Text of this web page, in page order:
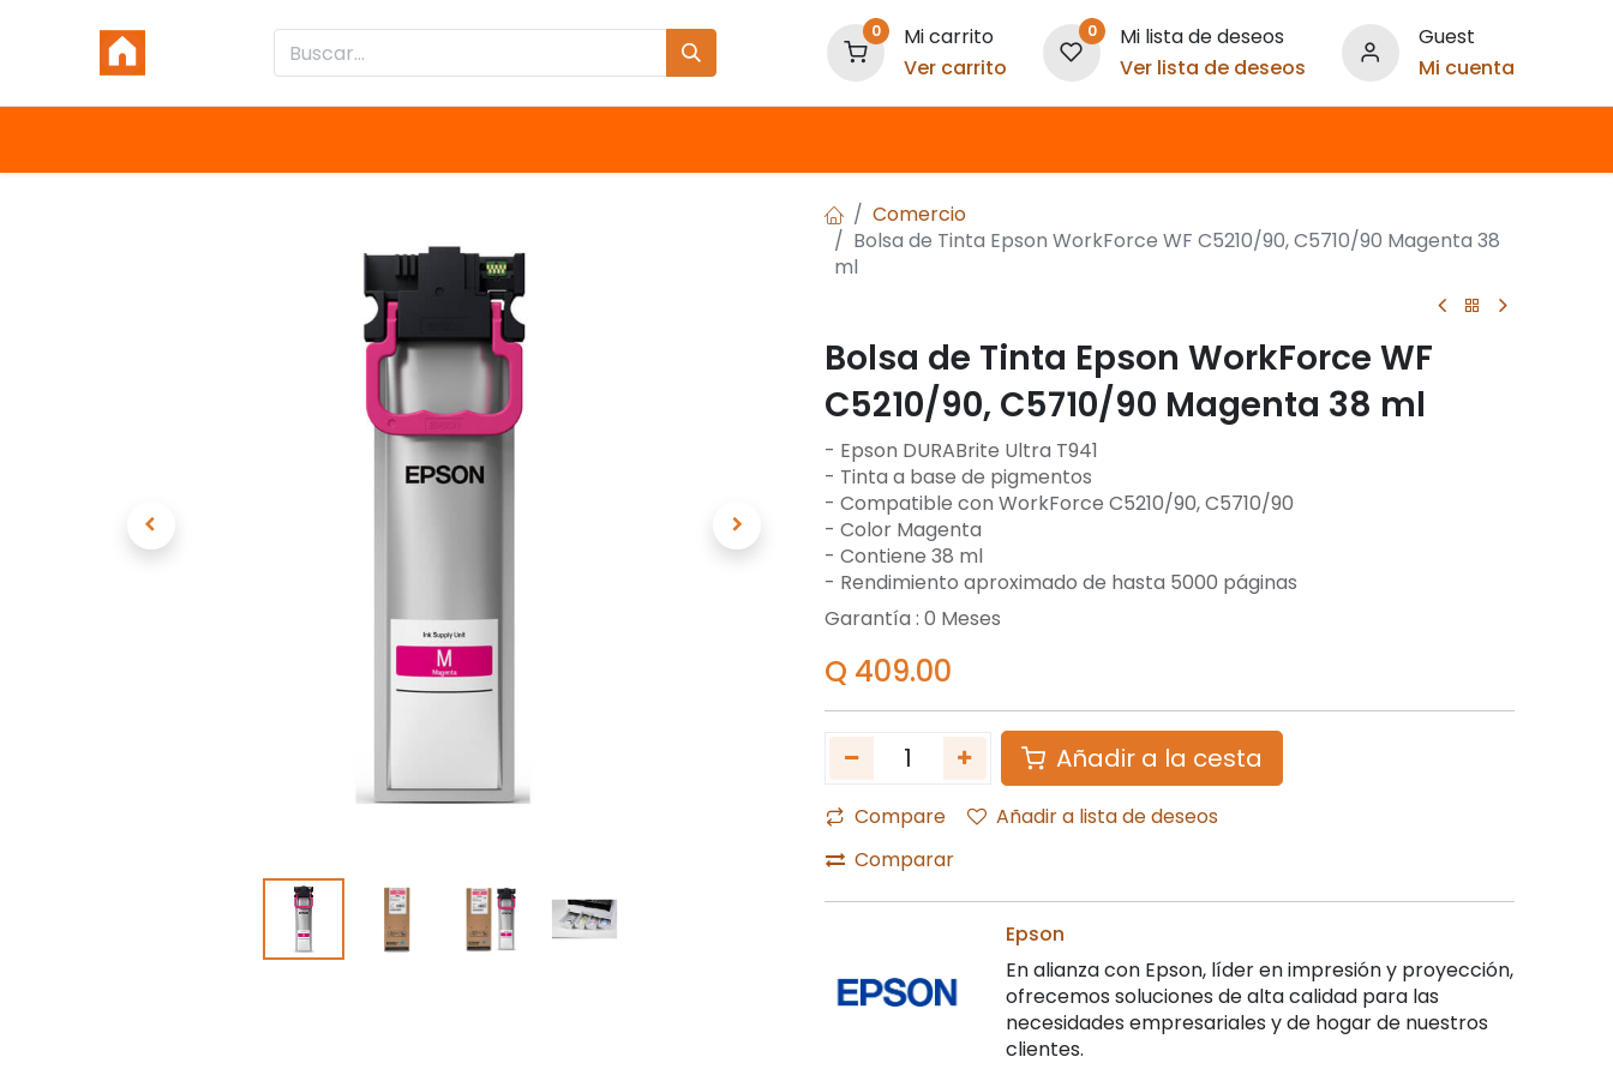
0
Mi carrito
Ver carrito
0
Mi lista de deseos
Ver lista de deseos
Guest
Mi cuenta
Comercio
Bolsa de Tinta Epson WorkForce WF C5210/90, C5710/90 Magenta 38
ml
Bolsa de Tinta Epson WorkForce WF
C5210/90, C5710/90 Magenta 38 ml
- Epson DURABrite Ultra T941
- Tinta a base de pigmentos
- Compatible con WorkForce C5210/90, C5710/90
- Color Magenta
- Contiene 38 ml
- Rendimiento aproximado de hasta 5000 páginas
Garantía : 0 Meses
Q 409.00
Añadir a la cesta
Compare
Añadir a lista de deseos
Comparar
Epson
En alianza con Epson, líder en impresión y proyección,
ofrecemos soluciones de alta calidad para las
necesidades empresariales y de hogar de nuestros
clientes.